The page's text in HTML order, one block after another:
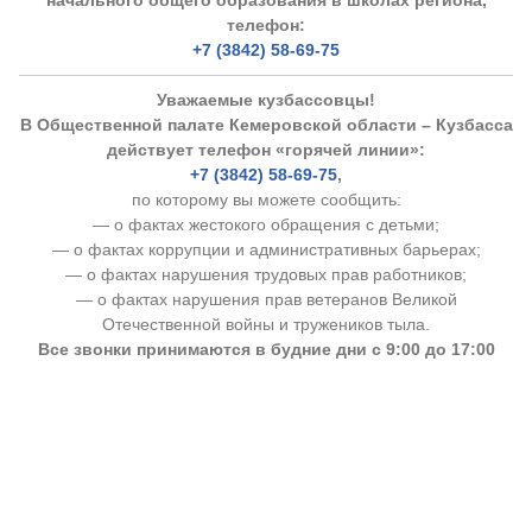
телефон:
+7 (3842) 58-69-75
Уважаемые кузбассовцы!
В Общественной палате Кемеровской области – Кузбасса
действует телефон «горячей линии»:
+7 (3842) 58-69-75,
по которому вы можете сообщить:
— о фактах жестокого обращения с детьми;
— о фактах коррупции и административных барьерах;
— о фактах нарушения трудовых прав работников;
— о фактах нарушения прав ветеранов Великой
Отечественной войны и тружеников тыла.
Все звонки принимаются в будние дни с 9:00 до 17:00